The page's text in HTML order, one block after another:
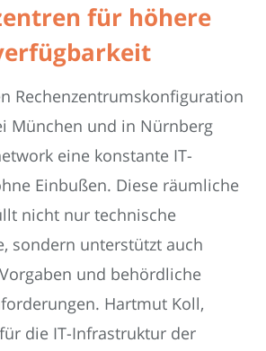
für höhere
Rechenzentrumskonfiguration
München und in Nürnberg
eine konstante IT-
Einbußen. Diese räumliche
nicht nur technische
sondern unterstützt auch
und behördliche
Hartmut Koll,
die IT-Infrastruktur der